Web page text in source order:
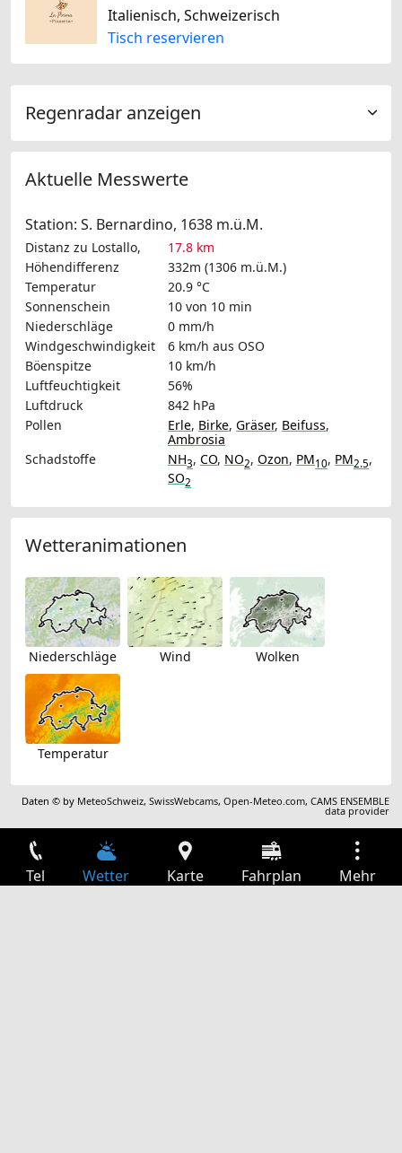
Italienisch, Schweizerisch
Tisch reservieren
Regenradar anzeigen
Aktuelle Messwerte
Station: S. Bernardino, 1638 m.ü.M.
Distanz zu Lostallo,
17.8 km
Höhendifferenz
332m (1306 m.ü.M.)
Temperatur
20.9 °C
Sonnenschein
10 von 10 min
Niederschläge
0 mm/h
Windgeschwindigkeit
6 km/h aus OSO
Böenspitze
10 km/h
Luftfeuchtigkeit
56%
Luftdruck
842 hPa
Pollen
Erle, Birke, Gräser, Beifuss,
Ambrosia
Schadstoffe
NH3, CO, NO2, Ozon, PM10, PM2.5,
SO2
Wetteranimationen
Niederschläge Wind Wolken
Temperatur
Daten © by MeteoSchweiz,SwissWebcams,Open-Meteo.com,CAMS ENSEMBLE
data provider
Tel Wetter Karte Fahrplan Mehr